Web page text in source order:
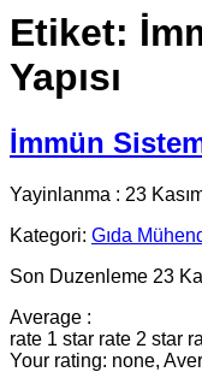
Etiket:
Yapısı
İmmün
Yayinlanma : 23
Kategori: Gıda
Son Duzenleme 23
Average :
rate 1 star rate 2 star
Your rating: none,